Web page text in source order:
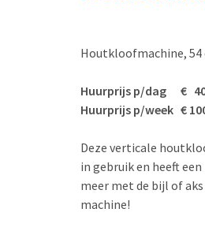
Houtkloofmachine, 54
Huurprijs p/dag €
Huurprijs p/week €
Deze verticale
in gebruik en heeft
meer met de bijl of
machine!